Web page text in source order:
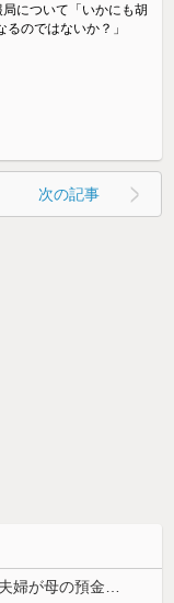
局について「いかにも胡
のではないか？」
次の記事